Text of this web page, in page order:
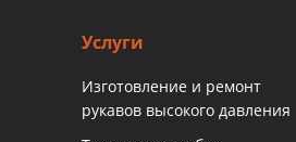
Услуги
Изготовление и ремонт
рукавов высокого давления